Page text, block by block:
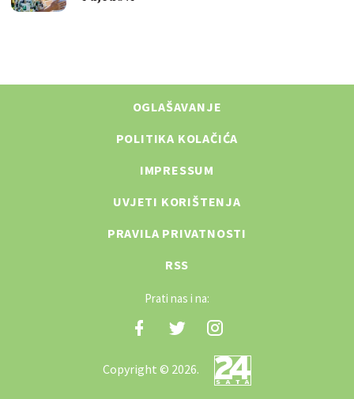
OGLAŠAVANJE
POLITIKA KOLAČIĆA
IMPRESSUM
UVJETI KORIŠTENJA
PRAVILA PRIVATNOSTI
RSS
Prati nas i na:
Copyright © 2026.